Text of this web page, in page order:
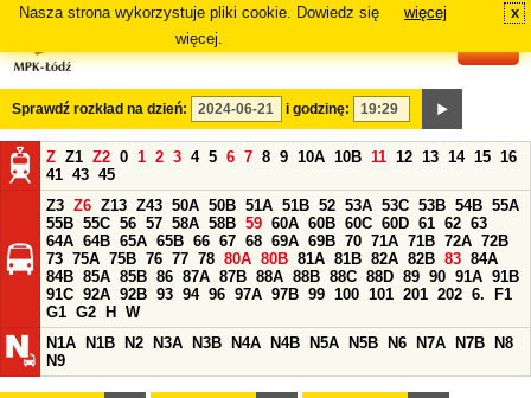
Nasza strona wykorzystuje pliki cookie. Dowiedz się
więcej.
więcej x
Sprawdź rozkład na dzień: i godzinę:
Z Z1 Z2 0 1 2 3 4 5 6 7 8 9 10A 10B 11 12 13 14 15 16
41 43 45
Z3 Z6 Z13 Z43 50A 50B 51A 51B 52 53A 53C 53B 54B 55A
55B 55C 56 57 58A 58B 59 60A 60B 60C 60D 61 62 63
64A 64B 65A 65B 66 67 68 69A 69B 70 71A 71B 72A 72B
73 75A 75B 76 77 78 80A 80B 81A 81B 82A 82B 83 84A
84B 85A 85B 86 87A 87B 88A 88B 88C 88D 89 90 91A 91B
91C 92A 92B 93 94 96 97A 97B 99 100 101 201 202 6.
F1
G1 G2 H
W
N1A
N1B N2 N3A N3B N4A N4B N5A N5B N6 N7A N7B
N8
N9